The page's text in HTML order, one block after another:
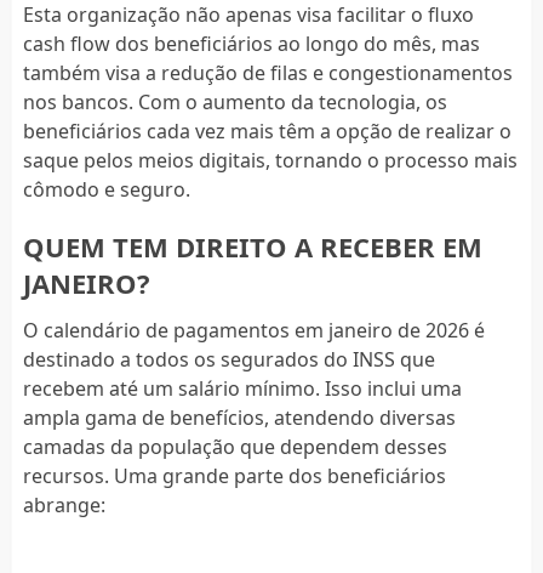
Esta organização não apenas visa facilitar o fluxo
cash flow dos beneficiários ao longo do mês, mas
também visa a redução de filas e congestionamentos
nos bancos. Com o aumento da tecnologia, os
beneficiários cada vez mais têm a opção de realizar o
saque pelos meios digitais, tornando o processo mais
cômodo e seguro.
QUEM TEM DIREITO A RECEBER EM
JANEIRO?
O calendário de pagamentos em janeiro de 2026 é
destinado a todos os segurados do INSS que
recebem até um salário mínimo. Isso inclui uma
ampla gama de benefícios, atendendo diversas
camadas da população que dependem desses
recursos. Uma grande parte dos beneficiários
abrange: